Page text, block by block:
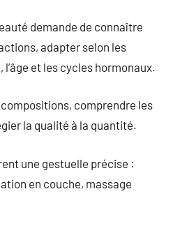
demande de connaître
adapter selon les
l’âge et les cycles hormonaux.
comprendre les
la qualité à la quantité.
une gestuelle précise :
en couche, massage